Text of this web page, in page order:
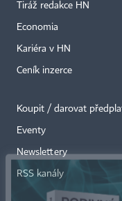
Tiráž redakce HN
Economia
Kariéra v HN
Ceník inzerce
Koupit / darovat
Eventy
Newslettery
RSS kanály